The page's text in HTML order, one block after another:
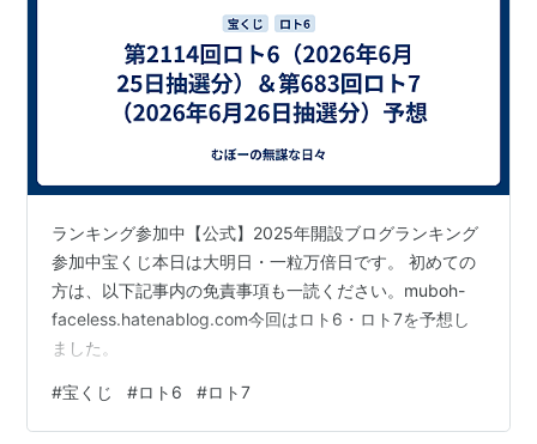
ランキング参加中【公式】2025年開設ブログランキング
参加中宝くじ本日は大明日・一粒万倍日です。 初めての
方は、以下記事内の免責事項も一読ください。muboh-
faceless.hatenablog.com今回はロト6・ロト7を予想し
ました。
#宝くじ #ロト6 #ロト7